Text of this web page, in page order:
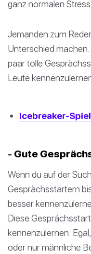
ganz normalen
Jemanden zum
Unterschied
paar tolle
Leute
Icebreaker-
- Gute
Wenn du auf der
Gesprächsstartern
besser
Diese
kennenzulernen.
oder nur männliche